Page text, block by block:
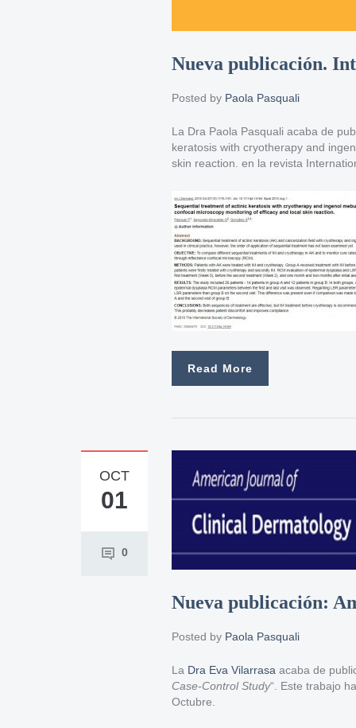
Nueva publicación.
Posted by Paola Pasquali
La Dra Paola Pasquali acaba de
keratosis with cryotherapy and
skin reaction. en la revista
Read More
OCT
01
0
Nueva publicación:
Posted by Paola Pasquali
La Dra Eva Vilarrasa acaba de
Case-Control Study“. Este trabajo
Octubre.